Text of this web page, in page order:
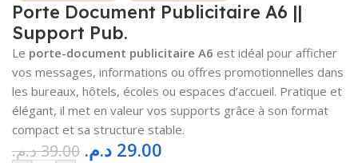
Porte Document Publicitaire A6 ||
Support Pub.
Le porte-document publicitaire A6 est idéal pour afficher
vos messages, informations ou offres promotionnelles dans
les bureaux, hôtels, écoles ou espaces d’accueil. Pratique et
élégant, il met en valeur vos supports grâce à son format
compact et sa structure stable.
39.00د.م. 29.00 د.م.